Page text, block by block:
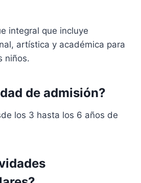
integral que incluye
artística y académica para
niños.
de admisión?
los 3 hasta los 6 años de